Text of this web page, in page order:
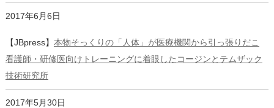
2017年6月6日
【JBpress】 本物そっくりの「人体」が医療機関から引っ張りだこ
看護師・研修医向けトレーニングに着眼したコージンとテムザック
技術研究所
2017年5月30日